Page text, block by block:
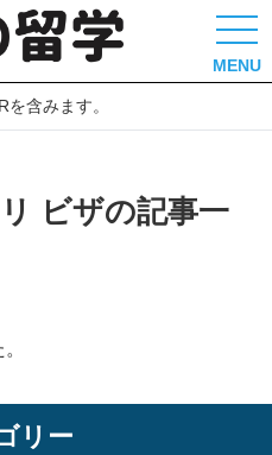
MENU
を含みます。
ビザの記事一
リー